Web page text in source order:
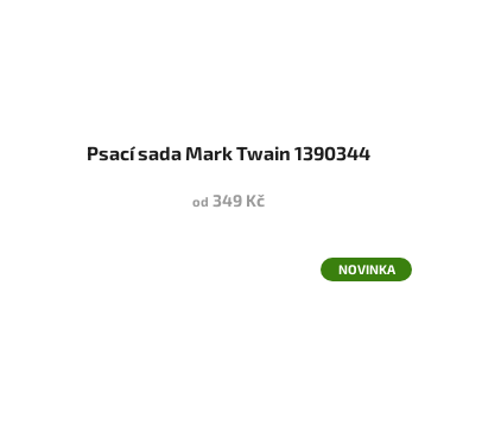
Psací sada Mark Twain 1390344
od 349 Kč
NOVINKA